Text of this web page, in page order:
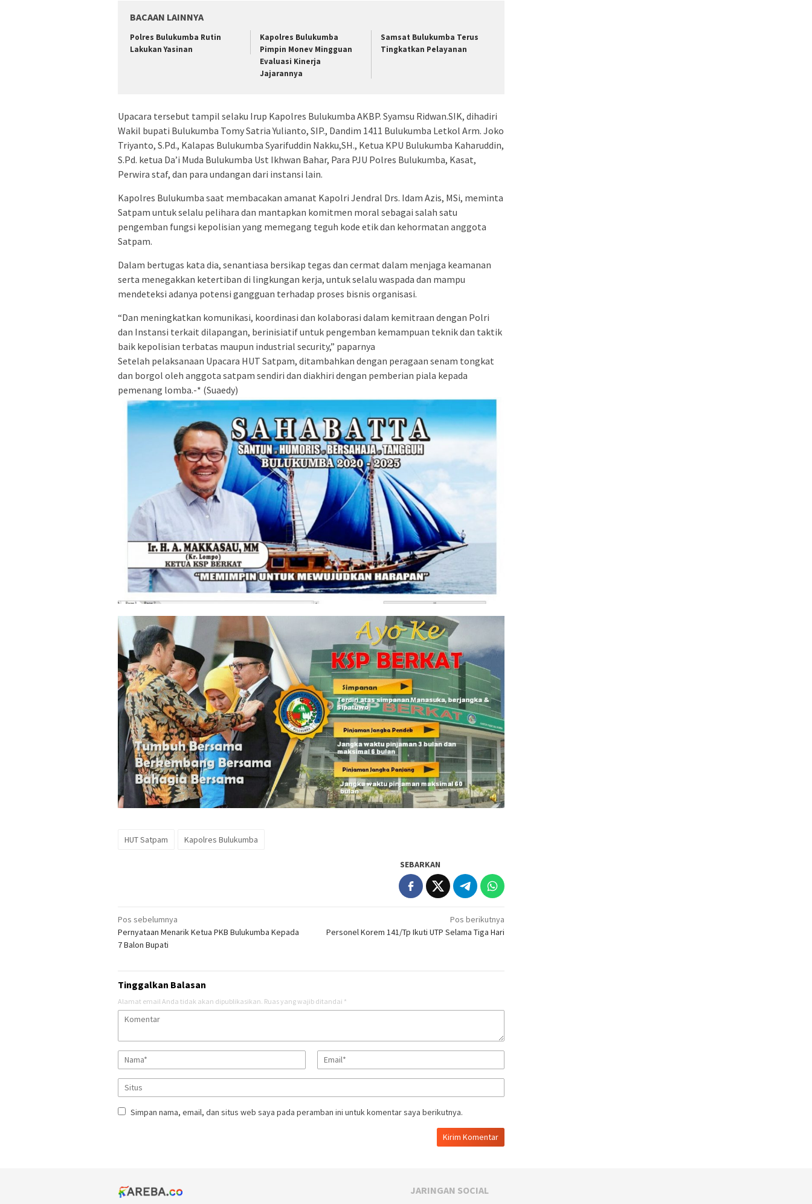
BACAAN LAINNYA
Polres Bulukumba Rutin
Lakukan Yasinan
Kapolres Bulukumba
Pimpin Monev Mingguan
Evaluasi Kinerja
Jajarannya
Samsat Bulukumba Terus
Tingkatkan Pelayanan
Upacara tersebut tampil selaku Irup Kapolres Bulukumba AKBP. Syamsu Ridwan.SIK, dihadiri
Wakil bupati Bulukumba Tomy Satria Yulianto, SIP., Dandim 1411 Bulukumba Letkol Arm. Joko
Triyanto, S.Pd., Kalapas Bulukumba Syarifuddin Nakku,SH., Ketua KPU Bulukumba Kaharuddin,
S.Pd. ketua Da’i Muda Bulukumba Ust Ikhwan Bahar, Para PJU Polres Bulukumba, Kasat,
Perwira staf, dan para undangan dari instansi lain.
Kapolres Bulukumba saat membacakan amanat Kapolri Jendral Drs. Idam Azis, MSi, meminta
Satpam untuk selalu pelihara dan mantapkan komitmen moral sebagai salah satu
pengemban fungsi kepolisian yang memegang teguh kode etik dan kehormatan anggota
Satpam.
Dalam bertugas kata dia, senantiasa bersikap tegas dan cermat dalam menjaga keamanan
serta menegakkan ketertiban di lingkungan kerja, untuk selalu waspada dan mampu
mendeteksi adanya potensi gangguan terhadap proses bisnis organisasi.
“Dan meningkatkan komunikasi, koordinasi dan kolaborasi dalam kemitraan dengan Polri
dan Instansi terkait dilapangan, berinisiatif untuk pengemban kemampuan teknik dan taktik
baik kepolisian terbatas maupun industrial security,” paparnya
Setelah pelaksanaan Upacara HUT Satpam, ditambahkan dengan peragaan senam tongkat
dan borgol oleh anggota satpam sendiri dan diakhiri dengan pemberian piala kepada
pemenang lomba.-* (Suaedy)
HUT Satpam Kapolres Bulukumba
SEBARKAN
Navigasi
pos
Pos sebelumnya
Pernyataan Menarik Ketua PKB Bulukumba Kepada
7 Balon Bupati
Pos berikutnya
Personel Korem 141/Tp Ikuti UTP Selama Tiga Hari
Tinggalkan Balasan
Alamat email Anda tidak akan dipublikasikan. Ruas yang wajib ditandai *
Simpan nama, email, dan situs web saya pada peramban ini untuk komentar saya berikutnya.
JARINGAN SOCIAL